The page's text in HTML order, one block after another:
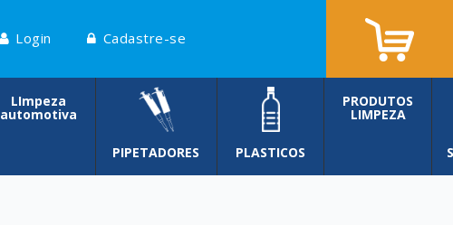
Login Cadastre-se
LImpeza
automotiva
PIPETADORES PLASTICOS
PRODUTOS
LIMPEZA